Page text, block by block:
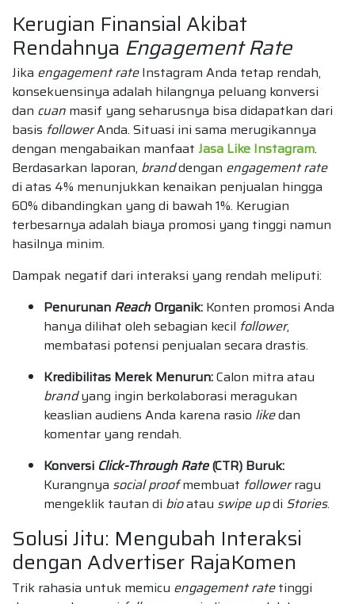
Kerugian Finansial Akibat
Rendahnya Engagement Rate
Jika engagement rateInstagram Anda tetap rendah,
konsekuensinya adalah hilangnya peluang konversi
dan cuan masif yang seharusnya bisa didapatkan dari
basis followerAnda. Situasi ini sama merugikannya
dengan mengabaikan manfaat Jasa Like Instagram.
Berdasarkan laporan, branddengan engagement rate
di atas 4% menunjukkan kenaikan penjualan hingga
60% dibandingkan yang di bawah 1%. Kerugian
terbesarnya adalah biaya promosi yang tinggi namun
hasilnya minim.
Dampak negatif dari interaksi yang rendah meliputi:
Penurunan ReachOrganik: Konten promosi Anda
hanya dilihat oleh sebagian kecil follower,
membatasi potensi penjualan secara drastis.
Kredibilitas Merek Menurun:Calon mitra atau
brandyang ingin berkolaborasi meragukan
keaslian audiens Anda karena rasio likedan
komentar yang rendah.
Konversi Click-Through Rate(CTR) Buruk:
Kurangnya social proofmembuat followerragu
mengeklik tautan di bioatau swipe updi Stories.
Solusi Jitu: Mengubah Interaksi
dengan Advertiser RajaKomen
Trik rahasia untuk memicu engagement ratetinggi